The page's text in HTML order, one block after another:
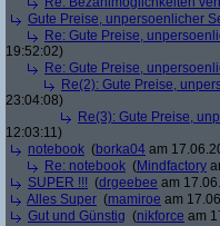
Gute Preise, unpersoenlicher
Re: Gute Preise,
19:52:02)
Re: Gute Preise,
Re(2): Gute Preise,
23:04:08)
Re(3): Gute Preise,
12:03:11)
notebook (borka04 am
Re: notebook (Mindfactory
SUPER !!! (drgeebee am
Alles Super (mamiroe am
Gut und Günstig (nikforce am